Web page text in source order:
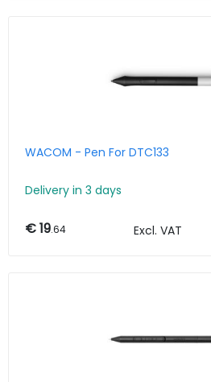
WACOM - Pen For DTC133
Delivery in 3 days
€ 19.64 Excl. VAT